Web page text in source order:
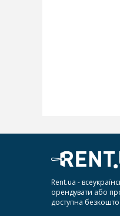
Rent.ua -
орендувати або
доступна